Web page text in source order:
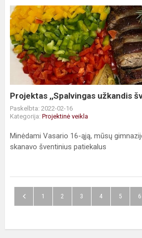
Projektas
,,Spalvingas
užkandis
šventinei
akimirkai”
Projektas ,,Spalvingas užkandis
Paskelbta: 2022-02-16
Kategorija: Projektinė veikla
Minėdami Vasario 16-ąją, mūsų
skanavo šventinius patiekalus
1 2 3 4 5 6